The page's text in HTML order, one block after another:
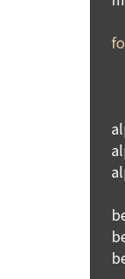
"회사"가 책임을
5. "회사"는 유
정한 기간 동안
비자보호에 관
가. 계약 또는
나. 대금결제
라. 표시/광고
1) 개인정보 암
이용자의 개인
데이터는 암호
2) 해킹 등에 대
있습니다. 개인
고 있으며, 개인
장하지 않습니다.